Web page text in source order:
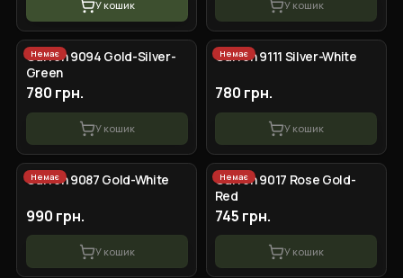
У кошик У кошик
Немає
Сurren 9094 Gold-Silver-
Green
780 грн.
У кошик
Немає
Сurren 9111 Silver-White
780 грн.
У кошик
Немає
Curren 9087 Gold-White
990 грн.
У кошик
Немає
Curren 9017 Rose Gold-
Red
745 грн.
У кошик